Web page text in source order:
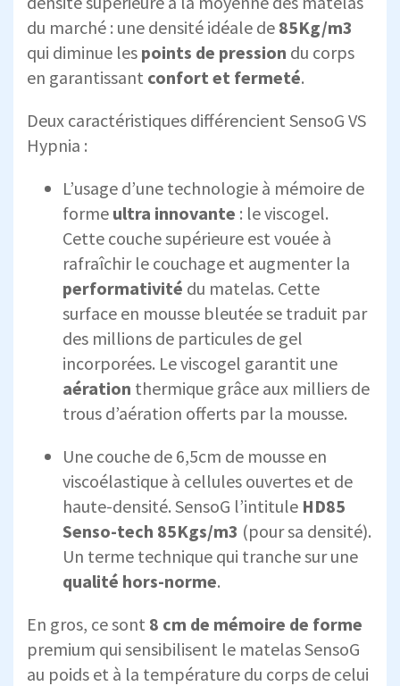
du marché : une densité idéale de 85Kg/m3
qui diminue les points de pression du corps
en garantissant confort et fermeté.
Deux caractéristiques différencient SensoG VS
Hypnia :
L’usage d’une technologie à mémoire de
forme ultra innovante : le viscogel.
Cette couche supérieure est vouée à
rafraîchir le couchage et augmenter la
performativité du matelas. Cette
surface en mousse bleutée se traduit par
des millions de particules de gel
incorporées. Le viscogel garantit une
aération thermique grâce aux milliers de
trous d’aération offerts par la mousse.
Une couche de 6,5cm de mousse en
viscoélastique à cellules ouvertes et de
haute-densité. SensoG l’intitule HD85
Senso-tech 85Kgs/m3 (pour sa densité).
Un terme technique qui tranche sur une
qualité hors-norme.
En gros, ce sont 8 cm de mémoire de forme
premium qui sensibilisent le matelas SensoG
au poids et à la température du corps de celui